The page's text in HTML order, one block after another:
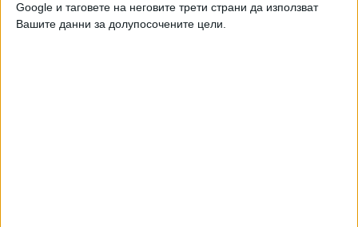
Google и таговете на неговите трети страни да използват
Вашите данни за долупосочените цели.
Ако искате да подкрепите независимата
и качествена журналистика в “Сега”,